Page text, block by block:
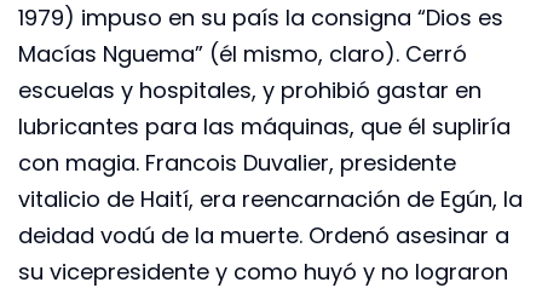
1979) impuso en su país la consigna “Dios es
Macías Nguema” (él mismo, claro). Cerró
escuelas y hospitales, y prohibió gastar en
lubricantes para las máquinas, que él supliría
con magia. Francois Duvalier, presidente
vitalicio de Haití, era reencarnación de Egún, la
deidad vodú de la muerte. Ordenó asesinar a
su vicepresidente y como huyó y no lograron